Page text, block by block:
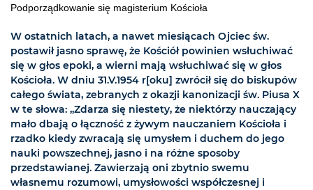
Podporządkowanie się magisterium Kościoła
W ostatnich latach, a nawet miesiącach Ojciec św.
postawił jasno sprawę, że Kościół powinien wsłuchiwać
się w głos epoki, a wierni mają wsłuchiwać się w głos
Kościoła. W dniu 31.V.1954 r[oku] zwrócił się do biskupów
całego świata, zebranych z okazji kanonizacji św. Piusa X
w te słowa: „Zdarza się niestety, że niektórzy nauczający
mało dbają o łączność z żywym nauczaniem Kościoła i
rzadko kiedy zwracają się umysłem i duchem do jego
nauki powszechnej, jasno i na różne sposoby
przedstawianej. Zawierzają oni zbytnio swemu
własnemu rozumowi, umysłowości współczesnej i